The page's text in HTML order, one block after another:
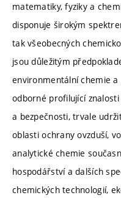
matematiky, fyziky a
disponuje širokým
tak všeobecných
jsou důležitým
environmentální chemie a
odborné profilující
a bezpečnosti, trvale
oblasti ochrany ovzduší,
analytické chemie
hospodářství a dalších
chemických technologií,